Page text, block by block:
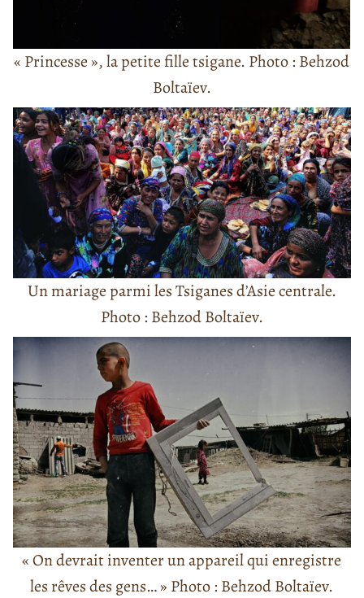
« Princesse », la petite fille tsigane. Photo : Behzod
Boltaïev.
Un mariage parmi les Tsiganes d’Asie centrale.
Photo : Behzod Boltaïev.
« On devrait inventer un appareil qui enregistre
les rêves des gens… » Photo : Behzod Boltaïev.